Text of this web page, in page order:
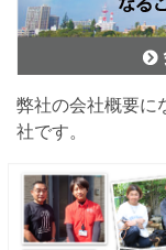
弊社の会社概要に
社です。